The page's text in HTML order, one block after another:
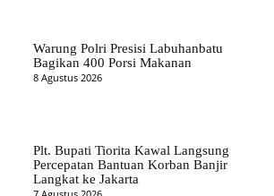
Warung Polri Presisi Labuhanbatu
Bagikan 400 Porsi Makanan
8 Agustus 2026
Plt. Bupati Tiorita Kawal Langsung
Percepatan Bantuan Korban Banjir
Langkat ke Jakarta